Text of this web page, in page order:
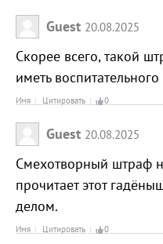
Guest 20.08.2025
Скорее всего, такой
иметь
Имя Цитировать 0
Guest 20.08.2025
Смехотворный штраф
прочитает этот
делом.
Имя Цитировать 0